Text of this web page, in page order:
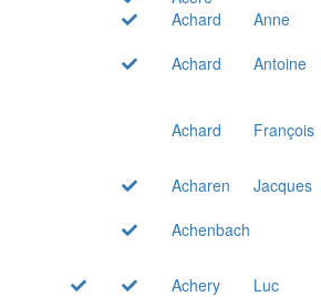
Achard
Anne
Achard
Antoine
Achard
François
Acharen
Jacques
Achenbach
Achery
Luc